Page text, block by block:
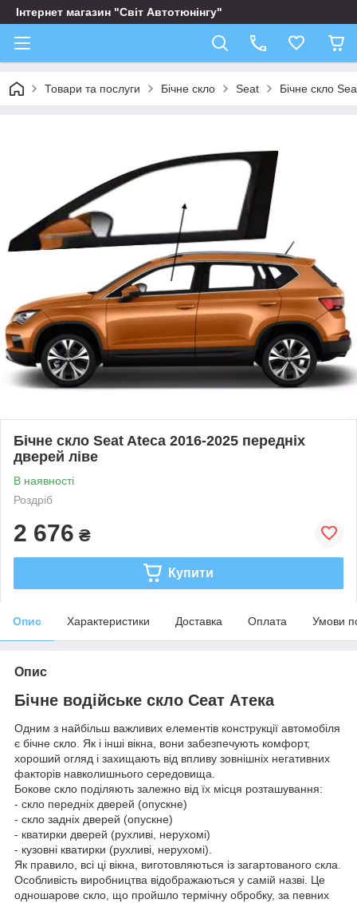
Інтернет магазин "Світ Автотюнінгу"
Товари та послуги Бічне скло Seat Бічне скло
Бічне скло Seat Ateca 2016-2025 передніх
дверей ліве
В наявності
Роздріб
2 676 ₴
Купити
Опис Характеристики Доставка Оплата Умови
Опис
Бічне водійське скло Сеат Атека
Одним з найбільш важливих елементів конструкції автомобіля
є бічне скло. Як і інші вікна, вони забезпечують комфорт,
хороший огляд і захищають від впливу зовнішніх негативних
факторів навколишнього середовища.
Бокове скло поділяють залежно від їх місця розташування:
- скло передніх дверей (опускне)
- скло задніх дверей (опускне)
- кватирки дверей (рухливі, нерухомі)
- кузовні кватирки (рухливі, нерухомі).
Як правило, всі ці вікна, виготовляються із загартованого скла.
Особливість виробництва відображаються у самій назві. Це
одношарове скло, що пройшло термічну обробку, за певних